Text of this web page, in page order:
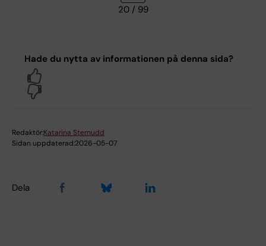
20/ 99
Hade du nytta av informationen på denna sida?
Redaktör:Katarina Sternudd
Sidan uppdaterad:2026-05-07
Dela